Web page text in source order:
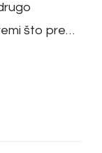
što pre…